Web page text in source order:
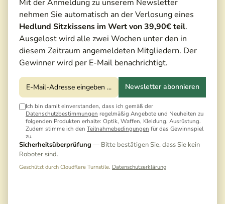
Mit der Anmeldung zu unserem Newsletter
nehmen Sie automatisch an der Verlosung eines
Hedlund Sitzkissens im Wert von 39,90€ teil.
Ausgelost wird alle zwei Wochen unter den in
diesem Zeitraum angemeldeten Mitgliedern. Der
Gewinner wird per E-Mail benachrichtigt.
Newsletter abonnieren
Ich bin damit einverstanden, dass ich gemäß der
Datenschutzbestimmungen regelmäßig Angebote und Neuheiten zu
folgenden Produkten erhalte: Optik, Waffen, Kleidung, Ausrüstung.
Zudem stimme ich den Teilnahmebedingungen für das Gewinnspiel
zu.
Sicherheitsüberprüfung — Bitte bestätigen Sie, dass Sie kein
Roboter sind.
Geschützt durch Cloudflare Turnstile. Datenschutzerklärung
20,00 €*
Preise inkl. MwSt. zzgl. Versandkosten